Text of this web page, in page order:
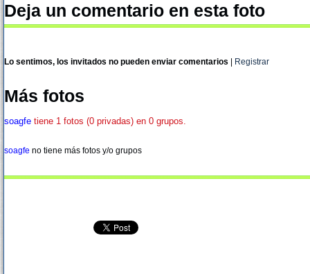
Deja un comentario en esta foto
Lo sentimos, los invitados no pueden enviar comentarios Registrar
Más fotos
soagfe tiene 1 fotos (0 privadas) en 0 grupos.
soagfe no tiene más fotos y/o grupos